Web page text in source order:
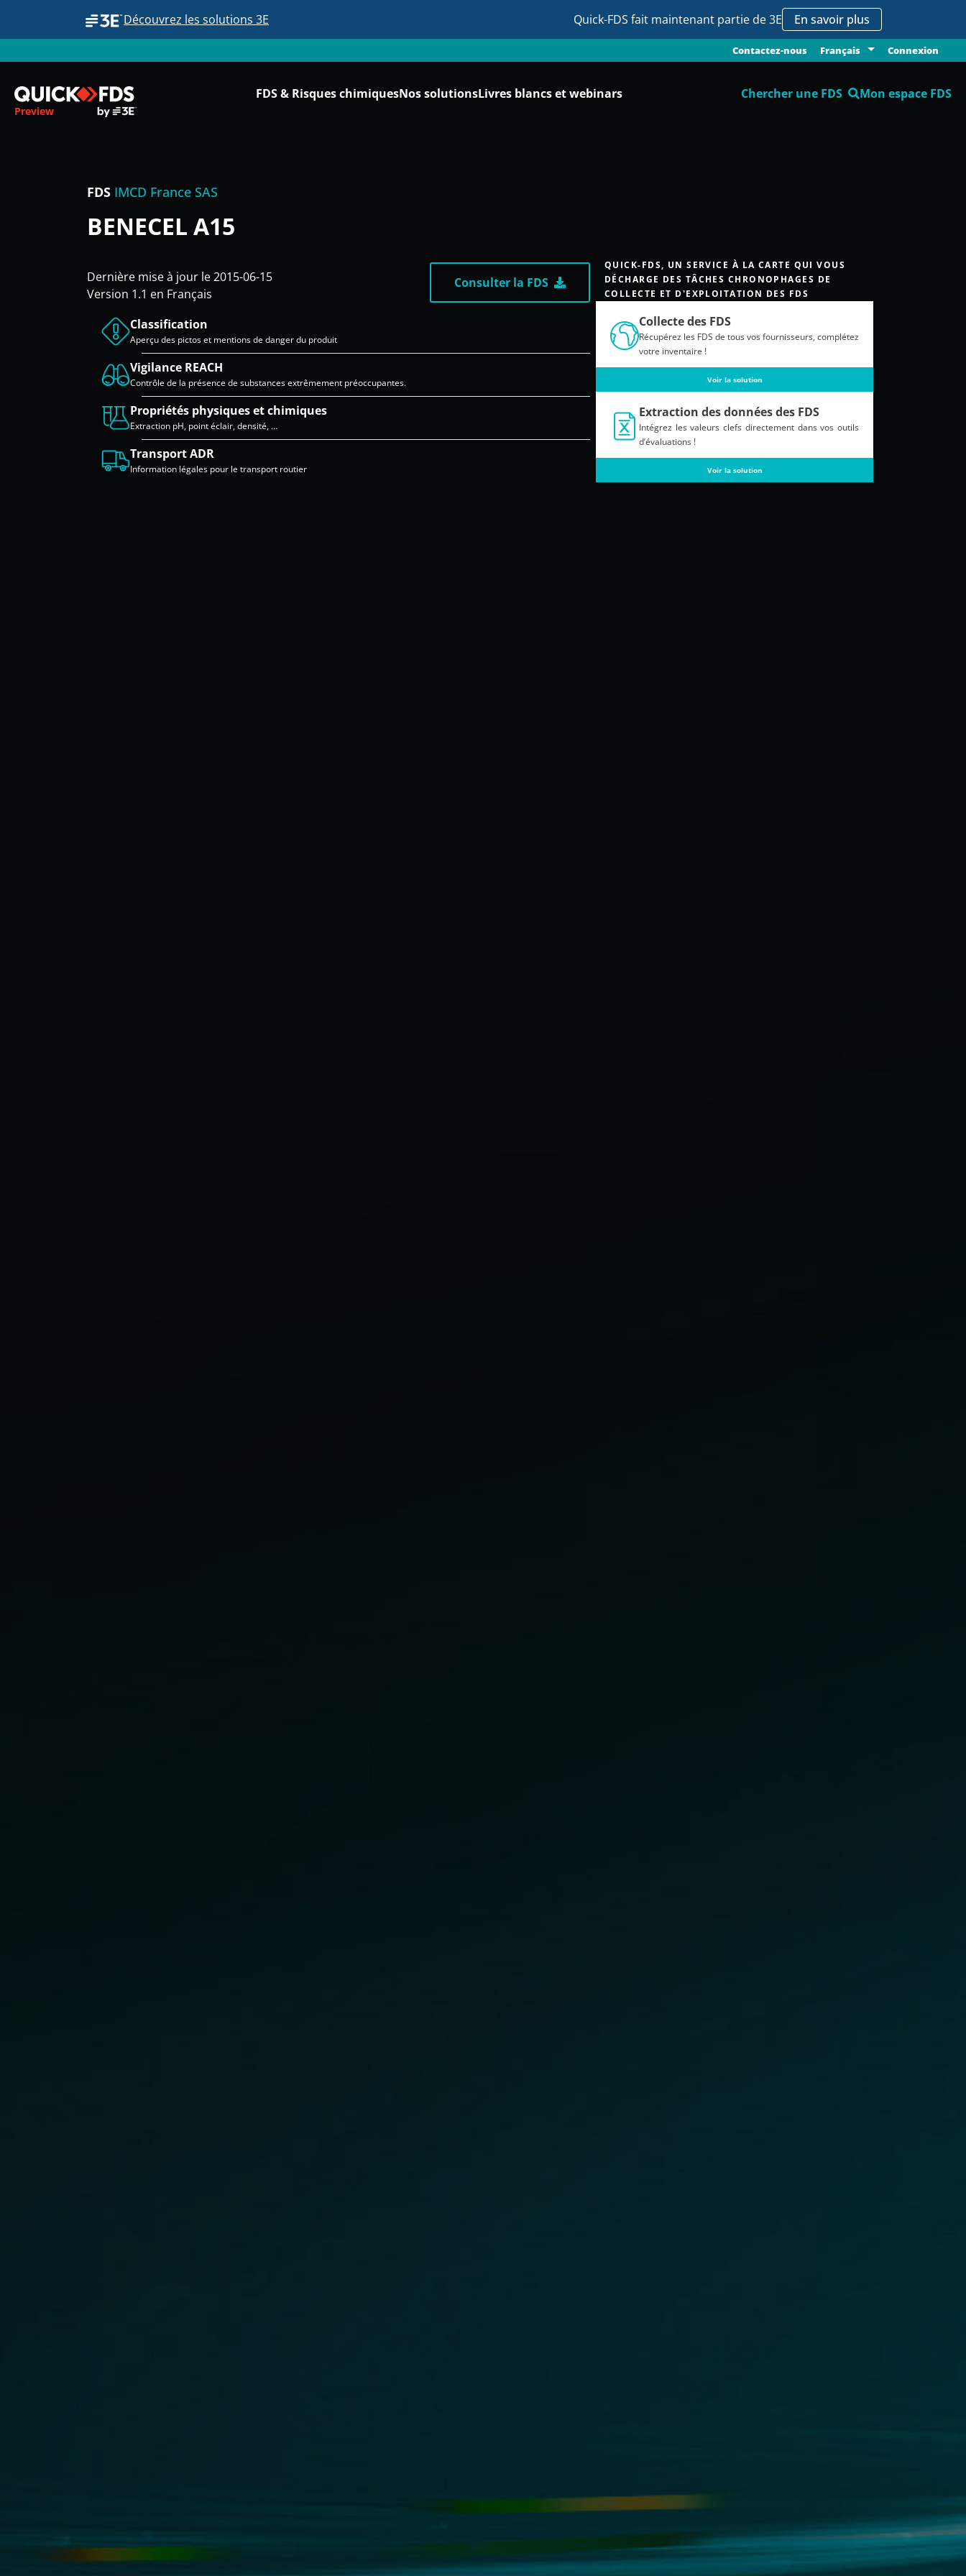
Découvrez les solutions 3E Quick-FDS fait maintenant partie de 3E En savoir plus
Contactez-nous Français Connexion
Preview
FDS & Risques chimiquesNos solutionsLivres blancs et webinars Chercher une FDS Mon espace FDS
BENECEL A15
FDS IMCD France SAS
Dernière mise à jour le 2015-06-15
Version 1.1 en Français
Consulter la FDS
Classification
Aperçu des pictos et mentions de danger du produit
Vigilance REACH
Contrôle de la présence de substances extrêmement préoccupantes.
Propriétés physiques et chimiques
Extraction pH, point éclair, densité, …
Transport ADR
Information légales pour le transport routier
QUICK-FDS, UN SERVICE À LA CARTE QUI VOUS
DÉCHARGE DES TÂCHES CHRONOPHAGES DE
COLLECTE ET D'EXPLOITATION DES FDS
Collecte des FDS
Récupérez les FDS de tous vos fournisseurs, complétez
votre inventaire !
Voir la solution
Extraction des données des FDS
Intégrez les valeurs clefs directement dans vos outils
d’évaluations !
Voir la solution